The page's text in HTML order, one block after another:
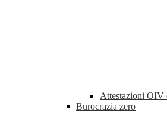
Attestazioni OIV
Burocrazia zero